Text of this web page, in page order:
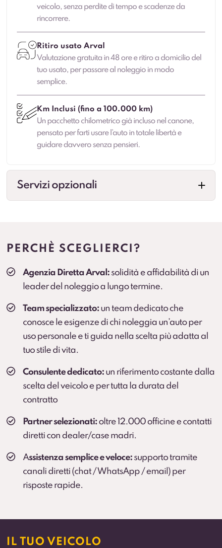
veicolo, senza perdite di tempo e scadenze da
rincorrere.
Ritiro usato Arval
Valutazione gratuita in 48 ore e ritiro a domicilio del
tuo usato, per passare al noleggio in modo
semplice.
Km Inclusi (fino a 100.000 km)
Un pacchetto chilometrico già incluso nel canone,
pensato per farti usare l’auto in totale libertà e
guidare davvero senza pensieri.
Servizi opzionali
Cambio stagionale e, dove previsto, deposito
pneumatici per una gestione comoda durante
PERCHÈ SCEGLIERCI?
Agenzia Diretta Arval: solidità e affidabilità di un
leader del noleggio a lungo termine.
Team specializzato: un team dedicato che
conosce le esigenze di chi noleggia un’auto per
uso personale e ti guida nella scelta più adatta al
tuo stile di vita.
Consulente dedicato: un riferimento costante dalla
scelta del veicolo e per tutta la durata del
contratto
Partner selezionati: oltre 12.000 officine e contatti
diretti con dealer/case madri.
Assistenza semplice e veloce: supporto tramite
canali diretti (chat / WhatsApp / email) per
risposte rapide.
IL TUO VEICOLO